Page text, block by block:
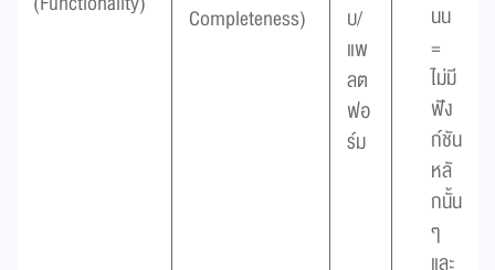
Completeness)
บ/
แพ
ลต
ฟอ
ร์ม
นน
=
ไม่มี
ฟัง
ก์ชัน
หลั
กนั้น
ๆ
และ